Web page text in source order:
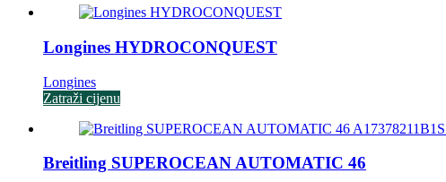
Longines HYDROCONQUEST
Longines
Zatraži cijenu
Breitling SUPEROCEAN AUTOMATIC 46